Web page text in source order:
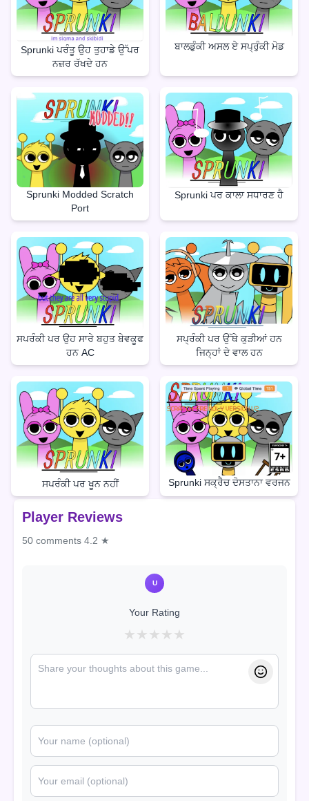
Sprunki ਪਰੰਤੂ ਉਹ ਤੁਹਾਡੇ ਉੱਪਰ
ਨਜ਼ਰ ਰੱਖਦੇ ਹਨ
ਬਾਲਡੁੰਕੀ ਅਸਲ ਏ ਸਪ੍ਰੁੰਕੀ ਮੋਡ
Sprunki Modded Scratch
Port
Sprunki ਪਰ ਕਾਲਾ ਸਧਾਰਣ ਹੈ
ਸਪਰੰਕੀ ਪਰ ਉਹ ਸਾਰੇ ਬਹੁਤ ਬੇਵਕੂਫ
ਹਨ AC
ਸਪ੍ਰੰਕੀ ਪਰ ਉੱਥੇ ਕੁੜੀਆਂ ਹਨ
ਜਿਨ੍ਹਾਂ ਦੇ ਵਾਲ ਹਨ
ਸਪਰੰਕੀ ਪਰ ਖੂਨ ਨਹੀਂ Sprunki ਸਕ੍ਰੈਚ ਦੋਸਤਾਨਾ ਵਰਜਨ
Player Reviews
50 comments 4.2 ★
U
Your Rating
★ ★ ★ ★ ★